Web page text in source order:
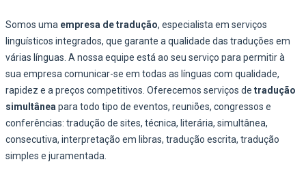
Somos uma empresa de tradução, especialista em serviços
linguísticos integrados, que garante a qualidade das traduções em
várias línguas. A nossa equipe está ao seu serviço para permitir à
sua empresa comunicar-se em todas as línguas com qualidade,
rapidez e a preços competitivos. Oferecemos serviços de tradução
simultânea para todo tipo de eventos, reuniões, congressos e
conferências: tradução de sites, técnica, literária, simultânea,
consecutiva, interpretação em libras, tradução escrita, tradução
simples e juramentada.